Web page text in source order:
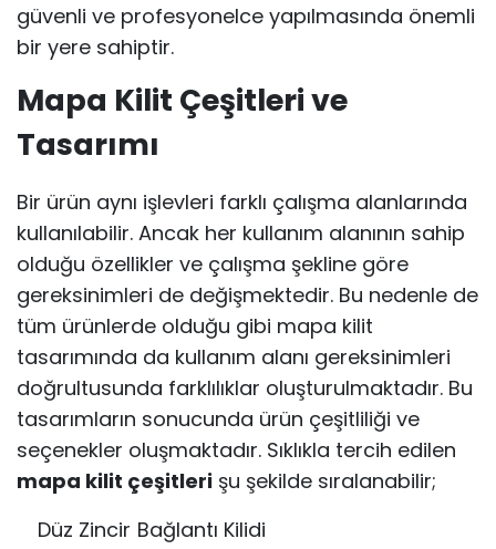
güvenli ve profesyonelce yapılmasında önemli
bir yere sahiptir.
Mapa Kilit Çeşitleri ve
Tasarımı
Bir ürün aynı işlevleri farklı çalışma alanlarında
kullanılabilir. Ancak her kullanım alanının sahip
olduğu özellikler ve çalışma şekline göre
gereksinimleri de değişmektedir. Bu nedenle de
tüm ürünlerde olduğu gibi mapa kilit
tasarımında da kullanım alanı gereksinimleri
doğrultusunda farklılıklar oluşturulmaktadır. Bu
tasarımların sonucunda ürün çeşitliliği ve
seçenekler oluşmaktadır. Sıklıkla tercih edilen
mapa kilit çeşitleri şu şekilde sıralanabilir;
Düz Zincir Bağlantı Kilidi